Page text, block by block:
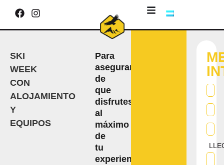
SKI
WEEK
CON
ALOJAMIENTO
Y
EQUIPOS
Para
asegurarte
de
que
disfrutes
al
máximo
de
tu
experiencia